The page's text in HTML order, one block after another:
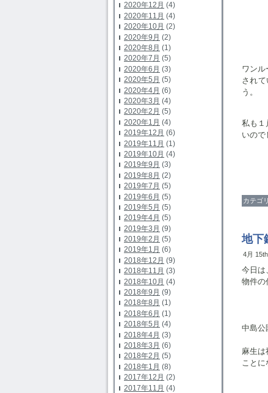
2020年12月 (4)
2020年11月 (4)
2020年10月 (2)
2020年9月 (2)
2020年8月 (1)
2020年7月 (5)
2020年6月 (3)
2020年5月 (5)
2020年4月 (6)
2020年3月 (4)
2020年2月 (5)
2020年1月 (4)
2019年12月 (6)
2019年11月 (1)
2019年10月 (4)
2019年9月 (3)
2019年8月 (2)
2019年7月 (5)
2019年6月 (5)
2019年5月 (5)
2019年4月 (5)
2019年3月 (9)
2019年2月 (5)
2019年1月 (6)
2018年12月 (9)
2018年11月 (3)
2018年10月 (4)
2018年9月 (9)
2018年8月 (1)
2018年6月 (1)
2018年5月 (4)
2018年4月 (3)
2018年3月 (6)
2018年2月 (5)
2018年1月 (8)
2017年12月 (2)
2017年11月 (4)
地
ワン
され
う。
私も１
いので
カテゴ
地下
4月
今日は
物件の
中島公
麻生
ことに